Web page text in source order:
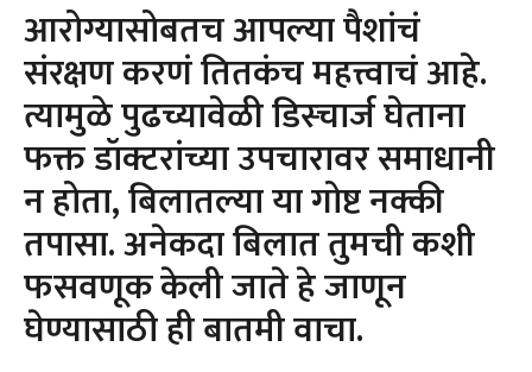
आरोग्यासोबतच आपल्या पैशांचं
संरक्षण करणं तितकंच महत्त्वाचं आहे.
त्यामुळे पुढच्यावेळी डिस्चार्ज घेताना
फक्त डॉक्टरांच्या उपचारावर समाधानी
न होता, बिलातल्या या गोष्ट नक्की
तपासा. अनेकदा बिलात तुमची कशी
फसवणूक केली जाते हे जाणून
घेण्यासाठी ही बातमी वाचा.